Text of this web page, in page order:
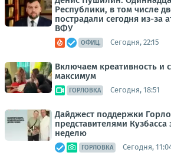
Республики, в том числе
пострадали сегодня из-за
ВФУ
ОФИЦ. Сегодня, 22:15
Включаем креативность и
максимум
ГОРЛОВКА Сегодня, 18:51
Дайджест поддержки
представителями
неделю
ГОРЛОВКА Сегодня,